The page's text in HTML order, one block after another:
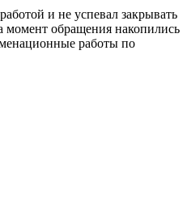
и не успевал закрывать
момент обращения накопились
работы по